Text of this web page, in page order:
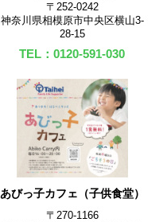
〒252-0242
神奈川県相模原市中央区横山3-
28-15
TEL：0120-591-030
あびっ子カフェ（子供食堂）
〒270‐1166